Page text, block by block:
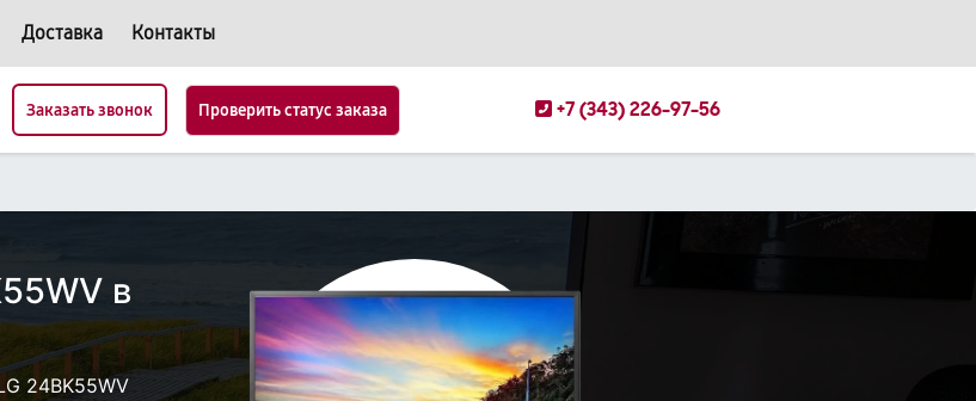
Доставка Контакты
Заказать звонок Проверить статус заказа +7 (343) 226-97-56
в
24BK55WV